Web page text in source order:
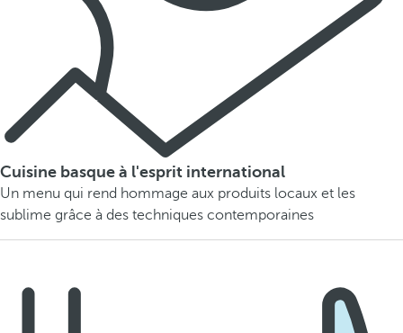
Cuisine basque à l'esprit international
Un menu qui rend hommage aux produits locaux et les
sublime grâce à des techniques contemporaines